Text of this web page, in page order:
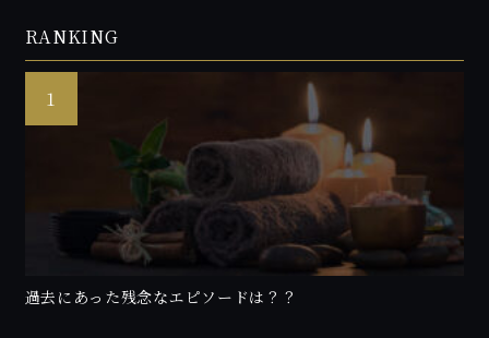
RANKING
過去にあった残念なエピソードは？？